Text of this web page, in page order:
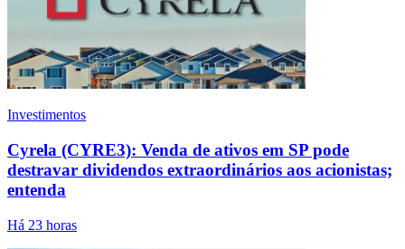
Investimentos
Cyrela (CYRE3): Venda de ativos em SP pode
destravar dividendos extraordinários aos acionistas;
entenda
Há 23 horas